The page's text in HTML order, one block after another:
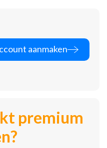
aanmaken
premium